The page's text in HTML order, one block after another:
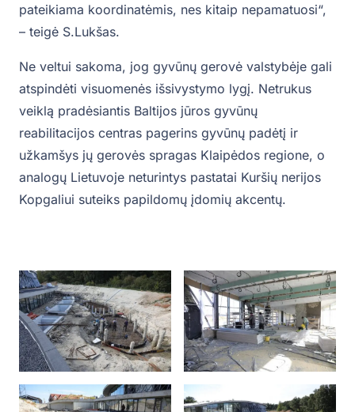
pateikiama koordinatėmis, nes kitaip nepamatuosi“,
– teigė S.Lukšas.
Ne veltui sakoma, jog gyvūnų gerovė valstybėje gali
atspindėti visuomenės išsivystymo lygį. Netrukus
veiklą pradėsiantis Baltijos jūros gyvūnų
reabilitacijos centras pagerins gyvūnų padėtį ir
užkamšys jų gerovės spragas Klaipėdos regione, o
analogų Lietuvoje neturintys pastatai Kuršių nerijos
Kopgaliui suteiks papildomų įdomių akcentų.